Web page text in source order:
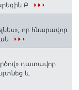
Բ
որ հնարավոր
դատավոր
և